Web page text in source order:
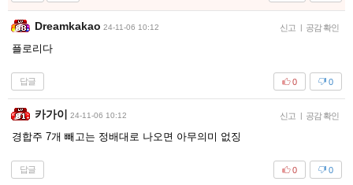
Dreamkakao 24-11-06 10:12 신고 공감 확인
플로리다
답글 0
0
카가이 24-11-06 10:12 신고 공감 확인
경합주 7개 빼고는 정배대로 나오면 아무의미 없징
답글 0
0